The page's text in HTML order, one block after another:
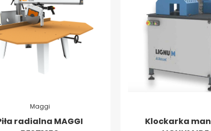
Maggi
radialna MAGGI
Klockarka